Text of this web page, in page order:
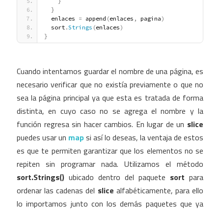
}
  enlaces
= append (enlaces , pagina)
  sort
.Strings (enlaces)
}
Cuando intentamos guardar el nombre de una página, es
necesario verificar que no existía previamente o que no
sea la página principal ya que esta es tratada de forma
distinta, en cuyo caso no se agrega el nombre y la
función regresa sin hacer cambios. En lugar de un slice
puedes usar un mapsi así lo deseas, la ventaja de estos
es que te permiten garantizar que los elementos no se
repiten sin programar nada. Utilizamos el método
sort.Strings() ubicado dentro del paquete sort para
ordenar las cadenas del slice alfabéticamente, para ello
lo importamos junto con los demás paquetes que ya